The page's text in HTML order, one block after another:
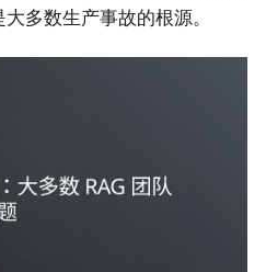
多数生产事故的根源。